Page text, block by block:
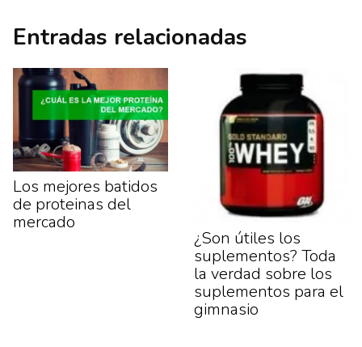
Entradas relacionadas
Los mejores batidos
de proteinas del
mercado
¿Son útiles los
suplementos? Toda
la verdad sobre los
suplementos para el
gimnasio